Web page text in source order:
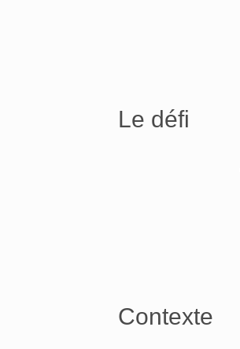
Le défi
Contexte